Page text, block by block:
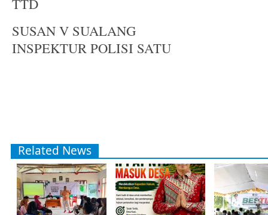
TTD
SUSAN V SUALANG
INSPEKTUR POLISI SATU
Related News